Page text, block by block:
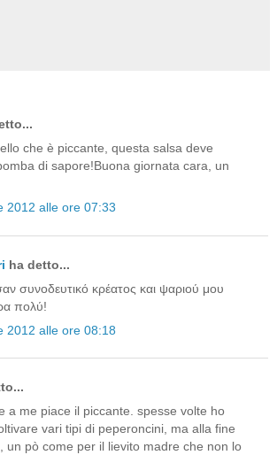
che è piccante, questa salsa deve
di sapore!Buona giornata cara, un
2012 alle ore 07:33
ha detto...
συνοδευτικό κρέατος και ψαριού μου
πολύ!
2012 alle ore 08:18
a me piace il piccante. spesse volte ho
vari tipi di peperoncini, ma alla fine
un pò come per il lievito madre che non lo